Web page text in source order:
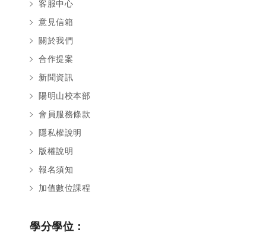
客服中心
意見信箱
關於我們
合作提案
新聞資訊
陽明山校本部
會員服務條款
隱私權說明
版權說明
報名須知
加值數位課程
學分學位：